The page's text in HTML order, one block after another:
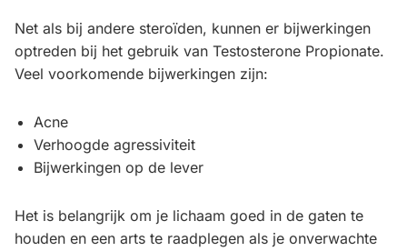
Net als bij andere steroïden, kunnen er bijwerkingen
optreden bij het gebruik van Testosterone Propionate.
Veel voorkomende bijwerkingen zijn:
Acne
Verhoogde agressiviteit
Bijwerkingen op de lever
Het is belangrijk om je lichaam goed in de gaten te
houden en een arts te raadplegen als je onverwachte